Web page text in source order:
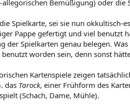
allegorischen Bemüßigung) oder
Spielkarte, sei sie nun
Pappe gefertigt und viel
der Spielkarten genau belegen.
worden sein, denn sonst
Kartenspiele zeigen
das Tarock, einer Frühform des
(Schach, Dame, Mühle).